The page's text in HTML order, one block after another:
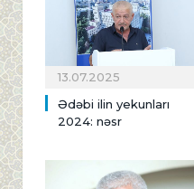
13.07.2025
Ədəbi ilin yekunları
2024: nəsr